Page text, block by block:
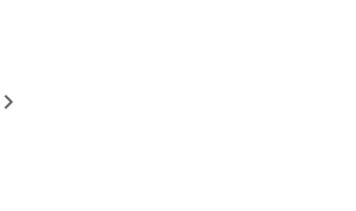
keyboard_arrow_right